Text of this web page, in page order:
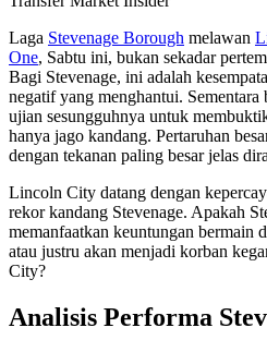
Laga Stevenage Borough melawan
One, Sabtu ini, bukan sekadar
Bagi Stevenage, ini adalah
negatif yang menghantui.
ujian sesungguhnya untuk
hanya jago kandang. Pertaruhan
dengan tekanan paling besar jelas
Lincoln City datang dengan
rekor kandang Stevenage. Apakah
memanfaatkan keuntungan bermain
atau justru akan menjadi korban
City?
Analisis Performa